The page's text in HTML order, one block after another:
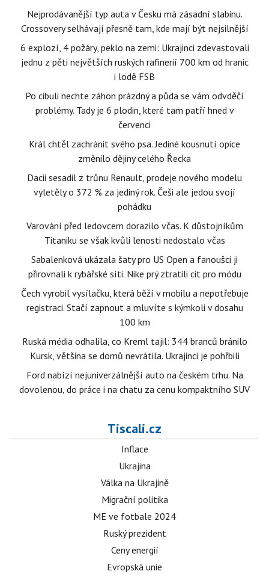
Nejprodávanější typ auta v Česku má zásadní slabinu.
Crossovery selhávají přesně tam, kde mají být nejsilnější
6 explozí, 4 požáry, peklo na zemi: Ukrajinci zdevastovali
jednu z pěti největších ruských rafinerií 700 km od hranic
i lodě FSB
Po cibuli nechte záhon prázdný a půda se vám odvděčí
problémy. Tady je 6 plodin, které tam patří hned v
červenci
Král chtěl zachránit svého psa. Jediné kousnutí opice
změnilo dějiny celého Řecka
Dacii sesadil z trůnu Renault, prodeje nového modelu
vyletěly o 372 % za jediný rok. Češi ale jedou svojí
pohádku
Varování před ledovcem dorazilo včas. K důstojníkům
Titaniku se však kvůli lenosti nedostalo včas
Sabalenková ukázala šaty pro US Open a fanoušci ji
přirovnali k rybářské síti. Nike prý ztratili cit pro módu
Čech vyrobil vysílačku, která běží v mobilu a nepotřebuje
registraci. Stačí zapnout a mluvíte s kýmkoli v dosahu
100 km
Ruská média odhalila, co Kreml tajil: 344 branců bránilo
Kursk, většina se domů nevrátila. Ukrajinci je pohřbili
Ford nabízí nejuniverzálnější auto na českém trhu. Na
dovolenou, do práce i na chatu za cenu kompaktního SUV
Tiscali.cz
Inflace
Ukrajina
Válka na Ukrajině
Migrační politika
ME ve fotbale 2024
Ruský prezident
Ceny energií
Evropská unie